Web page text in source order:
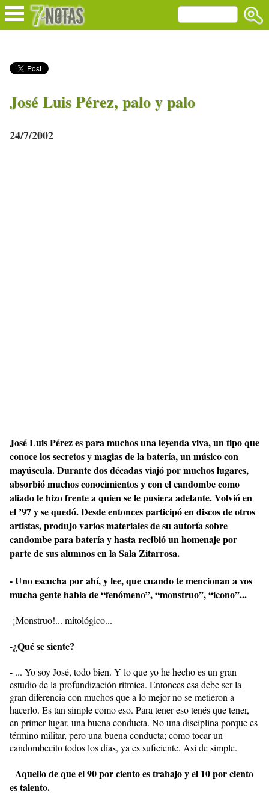
José Luis Pérez, palo y palo
24/7/2002
José Luis Pérez es para muchos una leyenda viva, un tipo que
conoce los secretos y magias de la batería, un músico con
mayúscula. Durante dos décadas viajó por muchos lugares,
absorbió muchos conocimientos y con el candombe como
aliado le hizo frente a quien se le pusiera adelante. Volvió en
el ’97 y se quedó. Desde entonces participó en discos de otros
artistas, produjo varios materiales de su autoría sobre
candombe para batería y hasta recibió un homenaje por
parte de sus alumnos en la Sala Zitarrosa.
- Uno escucha por ahí, y lee, que cuando te mencionan a vos
mucha gente habla de “fenómeno”, “monstruo”, “icono”...
-¡Monstruo!... mitológico...
-¿Qué se siente?
- ... Yo soy José, todo bien. Y lo que yo he hecho es un gran
estudio de la profundización rítmica. Entonces esa debe ser la
gran diferencia con muchos que a lo mejor no se metieron a
hacerlo. Es tan simple como eso. Para tener eso tenés que tener,
en primer lugar, una buena conducta. No una disciplina porque es
término militar, pero una buena conducta; como tocar un
candombecito todos los días, ya es suficiente. Así de simple.
-Aquello de que el 90 por ciento es trabajo y el 10 por ciento
es talento.